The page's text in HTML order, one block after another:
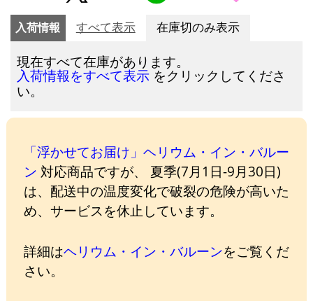
入荷情報 すべて表示 在庫切のみ表示
現在すべて在庫があります。
入荷情報をすべて表示 をクリックしてくださ
い。
「浮かせてお届け」ヘリウム・イン・バルー
ン 対応商品ですが、 夏季(7月1日-9月30日)
は、配送中の温度変化で破裂の危険が高いた
め、サービスを休止しています。
詳細はヘリウム・イン・バルーンをご覧くだ
さい。